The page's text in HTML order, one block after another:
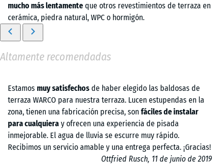
mucho más lentamente que otros revestimientos de terraza en
cerámica, piedra natural, WPC o hormigón.
Altamente recomendadas
Estamos muy satisfechos de haber elegido las baldosas de
terraza WARCO para nuestra terraza. Lucen estupendas en la
zona, tienen una fabricación precisa, son fáciles de instalar
para cualquiera y ofrecen una experiencia de pisada
inmejorable. El agua de lluvia se escurre muy rápido.
Recibimos un servicio amable y una entrega perfecta. ¡Gracias!
Ottfried Rusch, 11 de junio de 2019